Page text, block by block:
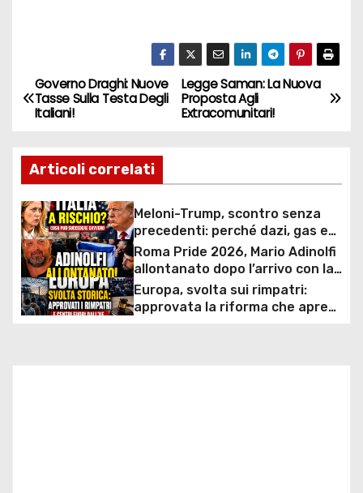
N
a
v
i
g
a
z
Legge Saman: La Nuova
Proposta Agli
Extracomunitari!
Governo Draghi: Nuove
Tasse Sulla Testa Degli
Italiani!
Articoli correlati
Meloni-Trump, scontro senza
precedenti: perché dazi, gas e
rapporti diplomatici possono
costare caro all’Italia
Roma Pride 2026, Mario Adinolfi
allontanato dopo l’arrivo con la
bandiera di Israele: scontro
politico e polemiche sui diritti
Europa, svolta sui rimpatri:
approvata la riforma che apre